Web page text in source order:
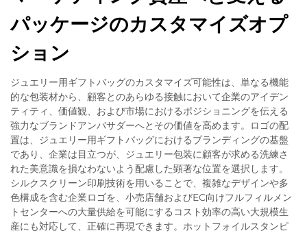
パッケージのカスタマイズオプ
ション
ジュエリー用ギフトバッグのカスタマイズ可能性は、単なる機能
的な包装材から、顧客とのあらゆる接触において企業のアイデン
ティティ、価値観、および市場におけるポジショニングを伝える
強力なブランドアンバサダーへとその価値を高めます。ロゴの配
置は、ジュエリー用ギフトバッグにおけるブランディングの基盤
であり、企業は目立つが、ジュエリー包装に顧客が求める洗練さ
れた美意識を損なわないよう配慮した顕著な位置を選択します。
シルクスクリーン印刷技術を用いることで、複雑なデザインや多
色構成を含む企業ロゴを、小売店舗およびEC向けフルフィルメン
トセンターへの大量供給を可能にするコスト効率の高い大規模生
産にも対応して、正確に再現できます。ホットフォイルスタンピ